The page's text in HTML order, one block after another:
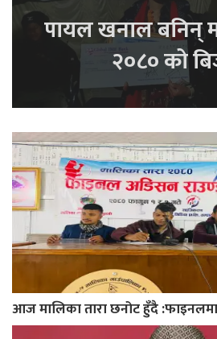
पायल खनाल बनिन्
२०८० को
आज मालिका तारा छनोट हुँदै